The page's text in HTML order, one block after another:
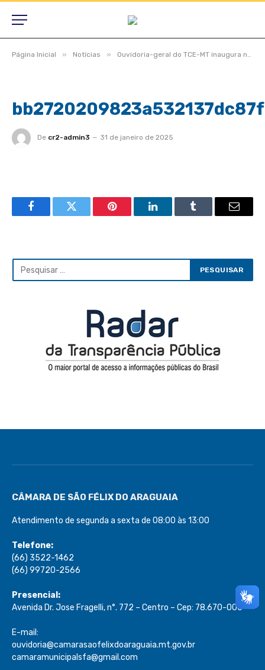
Página Inicial » Notícias » Ouvidoria-geral do TCE-MT inaugura novo espaço e realiza Ouvidoria Day
De cr2-admin3 31 de janeiro de 2025
FacebookTwitter Pinterest LinkedInTumblr Email
CÂMARA DE SÃO FÉLIX DO ARAGUAIA
Atendimento de segunda a sexta de 08:00 às 13:00
Telefone:
(66) 3522-1462
(66) 99720-2566
Presencial:
Avenida Dr. Jose Fragelli, n°. 772 – Centro – Cep: 78.670-000
E-mail:
ouvidoria@camarasaofelixdoaraguaia.mt.gov.br
camaramunicipalsfa@gmail.com